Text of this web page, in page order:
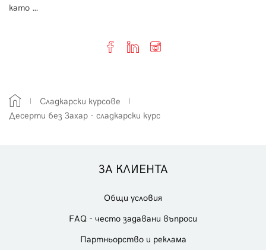
като …
Сладкарски курсове
Десерти без Захар - сладкарски курс
ЗА КЛИЕНТА
Общи условия
FAQ - често задавани въпроси
Партньорство и реклама